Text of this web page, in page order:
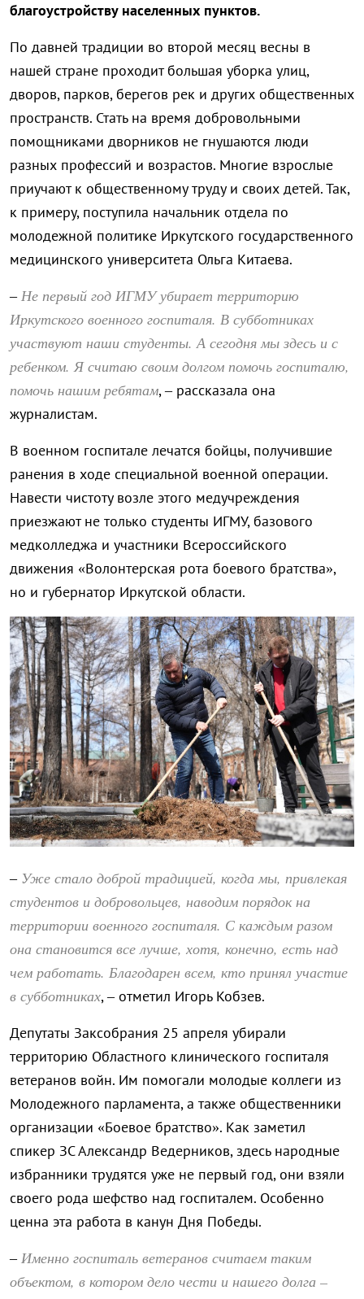
благоустройству населенных пунктов.
По давней традиции во второй месяц весны в
нашей стране проходит большая уборка улиц,
дворов, парков, берегов рек и других общественных
пространств. Стать на время добровольными
помощниками дворников не гнушаются люди
разных профессий и возрастов. Многие взрослые
приучают к общественному труду и своих детей. Так,
к примеру, поступила начальник отдела по
молодежной политике Иркутского государственного
медицинского университета Ольга Китаева.
–Не первый год ИГМУ убирает территорию
Иркутского военного госпиталя. В субботниках
участвуют наши студенты. А сегодня мы здесь и с
ребенком. Я считаю своим долгом помочь госпиталю,
помочь нашим ребятам, – рассказала она
журналистам.
В военном госпитале лечатся бойцы, получившие
ранения в ходе специальной военной операции.
Навести чистоту возле этого медучреждения
приезжают не только студенты ИГМУ, базового
медколледжа и участники Всероссийского
движения «Волонтерская рота боевого братства»,
но и губернатор Иркутской области.
– Уже стало доброй традицией, когда мы, привлекая
студентов и добровольцев, наводим порядок на
территории военного госпиталя. С каждым разом
она становится все лучше, хотя, конечно, есть над
чем работать. Благодарен всем, кто принял участие
в субботниках, – отметил Игорь Кобзев.
Депутаты Заксобрания 25 апреля убирали
территорию Областного клинического госпиталя
ветеранов войн. Им помогали молодые коллеги из
Молодежного парламента, а также общественники
организации «Боевое братство». Как заметил
спикер ЗС Александр Ведерников, здесь народные
избранники трудятся уже не первый год, они взяли
своего рода шефство над госпиталем. Особенно
ценна эта работа в канун Дня Победы.
– Именно госпиталь ветеранов считаем таким
объектом, в котором дело чести и нашего долга –